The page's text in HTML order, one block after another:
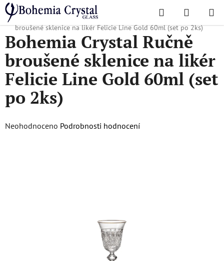
Přejít
na
obsah
Hledat
KOŠÍK
Domů
/ Oblíbené kolekce / Felicie Line Gold
Bohemia Crystal Ručně
broušené sklenice na likér Felicie Line Gold 60ml (set po 2ks)
Bohemia Crystal Ručně
broušené sklenice na likér
Felicie Line Gold 60ml (set
po 2ks)
Průměrné
Neohodnoceno Podrobnosti hodnocení